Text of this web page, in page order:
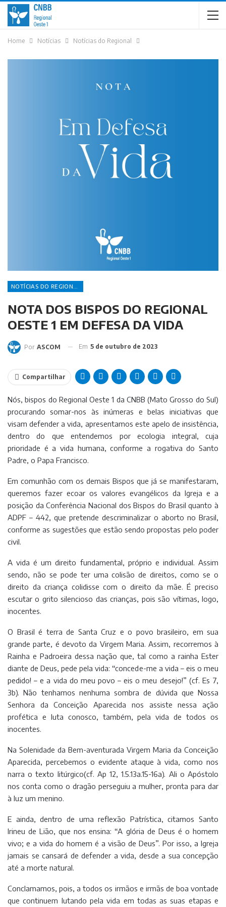
Home Notícias Notícias do Regional
NOTA DOS BISPOS DO REGIONAL
OESTE 1 EM DEFESA DA VIDA
Por ASCOM Em 5 de outubro de 2023
Compartilhar
Nós, bispos do Regional Oeste 1 da CNBB (Mato Grosso do Sul)
procurando somar-nos às inúmeras e belas iniciativas que
visam defender a vida, apresentamos este apelo de insistência,
dentro do que entendemos por ecologia integral, cuja
prioridade é a vida humana, conforme a rogativa do Santo
Padre, o Papa Francisco.
Em comunhão com os demais Bispos que já se manifestaram,
queremos fazer ecoar os valores evangélicos da Igreja e a
posição da Conferência Nacional dos Bispos do Brasil quanto à
ADPF – 442, que pretende descriminalizar o aborto no Brasil,
conforme as sugestões que estão sendo propostas pelo poder
civil.
A vida é um direito fundamental, próprio e individual. Assim
sendo, não se pode ter uma colisão de direitos, como se o
direito da criança colidisse com o direito da mãe. É preciso
escutar o grito silencioso das crianças, pois são vítimas, logo,
inocentes.
O Brasil é terra de Santa Cruz e o povo brasileiro, em sua
grande parte, é devoto da Virgem Maria. Assim, recorremos à
Rainha e Padroeira dessa nação que, tal como a rainha Ester
diante de Deus, pede pela vida: “concede-me a vida – eis o meu
pedido! – e a vida do meu povo – eis o meu desejo!” (cf. Es 7,
3b). Não tenhamos nenhuma sombra de dúvida que Nossa
Senhora da Conceição Aparecida nos assiste nessa ação
profética e luta conosco, também, pela vida de todos os
inocentes.
Na Solenidade da Bem-aventurada Virgem Maria da Conceição
Aparecida, percebemos o evidente ataque à vida, como nos
narra o texto litúrgico(cf. Ap 12, 1.5.13a.15-16a). Ali o Apóstolo
nos conta como o dragão perseguiu a mulher, pronta para dar
à luz um menino.
E ainda, dentro de uma reflexão Patrística, citamos Santo
Irineu de Lião, que nos ensina: “A glória de Deus é o homem
vivo; e a vida do homem é a visão de Deus”. Por isso, a Igreja
jamais se cansará de defender a vida, desde a sua concepção
até a morte natural.
Conclamamos, pois, a todos os irmãos e irmãs de boa vontade
que continuem lutando pela vida em todas as suas etapas e